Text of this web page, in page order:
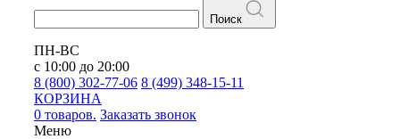
Поиск
ПН-ВС
с 10:00 до 20:00
8 (800) 302-77-06 8 (499) 348-15-11
КОРЗИНА
0 товаров. Заказать звонок
Меню